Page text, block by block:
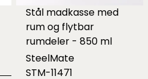
Stål madkasse med
rum og flytbar
rumdeler - 850 ml
SteelMate
STM-11471